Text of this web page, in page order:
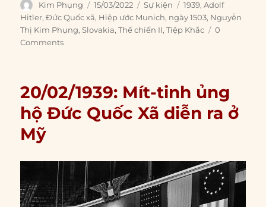
Author
Kim Phụng
Posted
on
15/03/2022 Categories
Sự kiện Tags
1939,Adolf
Hitler,Đức Quốc xã, Hiệp ước Munich, ngày 1503, Nguyễn
Thị Kim Phụng,Slovakia,Thế chiến II,Tiệp Khắc
0
Comments
20/02/1939: Mít-tinh ủng
hộ Đức Quốc Xã diễn ra ở
Mỹ